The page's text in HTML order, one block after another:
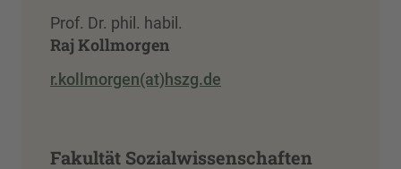
Prof. Dr. phil. habil.
Raj Kollmorgen
r.kollmorgen(at)hszg.de
Fakultät Sozialwissenschaften